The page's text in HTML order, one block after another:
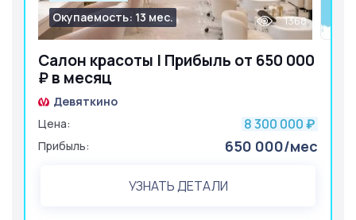
Салон красоты | Прибыль от 650 000
₽ в месяц
Окупаемость: 13 мес. 1368
Девяткино
Цена:
8 300 000 ₽
Прибыль: 650 000/мес
УЗНАТЬ ДЕТАЛИ